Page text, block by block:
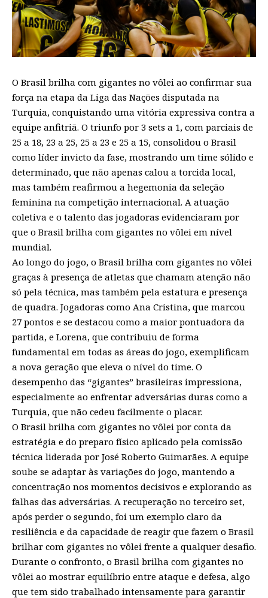
O Brasil brilha com gigantes no vôlei ao confirmar sua
força na etapa da Liga das Nações disputada na
Turquia, conquistando uma vitória expressiva contra a
equipe anfitriã. O triunfo por 3 sets a 1, com parciais de
25 a 18, 23 a 25, 25 a 23 e 25 a 15, consolidou o Brasil
como líder invicto da fase, mostrando um time sólido e
determinado, que não apenas calou a torcida local,
mas também reafirmou a hegemonia da seleção
feminina na competição internacional. A atuação
coletiva e o talento das jogadoras evidenciaram por
que o Brasil brilha com gigantes no vôlei em nível
mundial.
Ao longo do jogo, o Brasil brilha com gigantes no vôlei
graças à presença de atletas que chamam atenção não
só pela técnica, mas também pela estatura e presença
de quadra. Jogadoras como Ana Cristina, que marcou
27 pontos e se destacou como a maior pontuadora da
partida, e Lorena, que contribuiu de forma
fundamental em todas as áreas do jogo, exemplificam
a nova geração que eleva o nível do time. O
desempenho das “gigantes” brasileiras impressiona,
especialmente ao enfrentar adversárias duras como a
Turquia, que não cedeu facilmente o placar.
O Brasil brilha com gigantes no vôlei por conta da
estratégia e do preparo físico aplicado pela comissão
técnica liderada por José Roberto Guimarães. A equipe
soube se adaptar às variações do jogo, mantendo a
concentração nos momentos decisivos e explorando as
falhas das adversárias. A recuperação no terceiro set,
após perder o segundo, foi um exemplo claro da
resiliência e da capacidade de reagir que fazem o Brasil
brilhar com gigantes no vôlei frente a qualquer desafio.
Durante o confronto, o Brasil brilha com gigantes no
vôlei ao mostrar equilíbrio entre ataque e defesa, algo
que tem sido trabalhado intensamente para garantir